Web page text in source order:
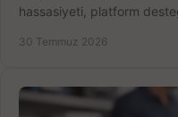
hassasiyeti, platform
30 Temmuz 2026